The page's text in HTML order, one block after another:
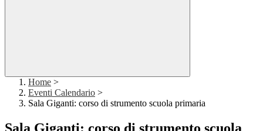
Home >
Eventi Calendario >
Sala Giganti: corso di strumento scuola primaria